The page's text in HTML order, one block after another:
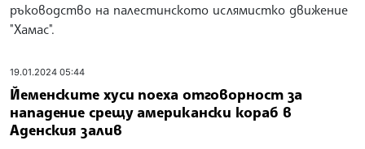
ръководство на палестинското ислямистко движение
"Хамас".
19.01.2024 05:44
Йеменските хуси поеха отговорност за
нападение срещу американски кораб в
Аденския залив